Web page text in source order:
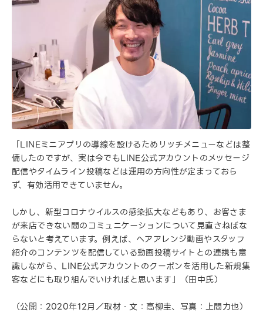
「LINEミニアプリの導線を設けるためリッチメニューなどは整
備したのですが、実は今でもLINE公式アカウントのメッセージ
配信やタイムライン投稿などは運用の方向性が定まっておら
ず、有効活用できていません。
しかし、新型コロナウイルスの感染拡大などもあり、お客さま
が来店できない間のコミュニケーションについて見直さねばな
らないと考えています。例えば、ヘアアレンジ動画やスタッフ
紹介のコンテンツを配信している動画投稿サイトとの連携も意
識しながら、LINE公式アカウントのクーポンを活用した新規集
客などにも取り組んでいければと思います」（田中氏）
（公開：2020年12月／取材・文：高柳圭、写真：上間力也）